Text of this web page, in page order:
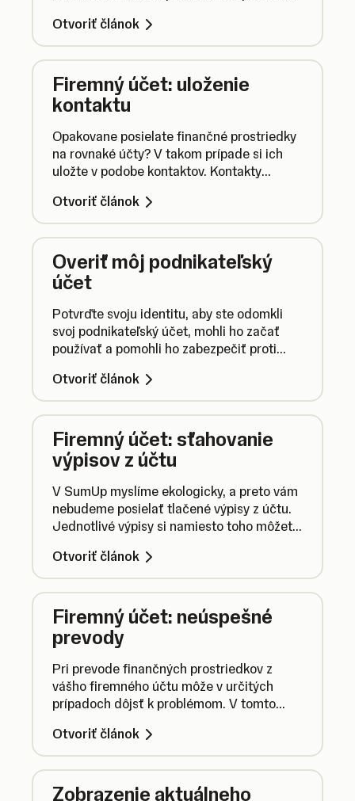
Otvoriť článok
Firemný účet: uloženie
kontaktu
Opakovane posielate finančné prostriedky
na rovnaké účty? V takom prípade si ich
uložte v podobe kontaktov. Kontakty
Otvoriť článok
Overiť môj podnikateľský
účet
Potvrďte svoju identitu, aby ste odomkli
svoj podnikateľský účet, mohli ho začať
používať a pomohli ho zabezpečiť proti
Otvoriť článok
Firemný účet: sťahovanie
výpisov z účtu
V SumUp myslíme ekologicky, a preto vám
nebudeme posielať tlačené výpisy z účtu.
Jednotlivé výpisy si namiesto toho môžete
stiahnuť v rámci svojho SumUp profilu.
Otvoriť článok
Firemný účet: neúspešné
prevody
Pri prevode finančných prostriedkov z
vášho firemného účtu môže v určitých
prípadoch dôjsť k problémom. V tomto
môže byť prevod neúspešný a o tom, ako
môžete takúto situáciu vyriešiť.
Otvoriť článok
Zobrazenie aktuálneho